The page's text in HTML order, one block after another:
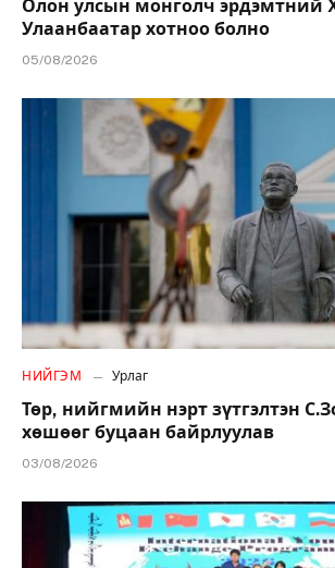
Олон улсын монголч эрдэмтний
Улаанбаатар хотноо болно
05/08/2026
НИЙГЭМ Урлаг
Төр, нийгмийн нэрт зүтгэлтэн
хөшөөг буцаан байрлуулав
03/08/2026